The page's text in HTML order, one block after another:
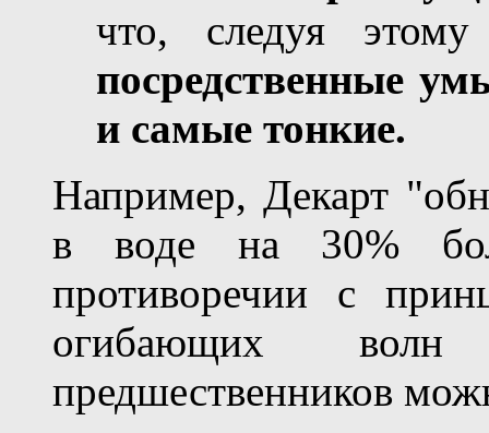
что, следуя
посредственные
и самые тонкие.
Например, Декарт
в воде на 30%
противоречии с
огибающих
предшественников